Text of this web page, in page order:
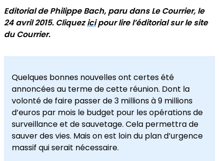
Editorial de Philippe Bach, paru dans Le Courrier, le
24 avril 2015. Cliquezicipour lire l’éditorial sur le site
du Courrier.
Quelques bonnes nouvelles ont certes été
annoncées au terme de cette réunion. Dont la
volonté de faire passer de 3 millions à 9 millions
d’euros par mois le budget pour les opérations de
surveillance et de sauvetage. Cela permettra de
sauver des vies. Mais on est loin du plan d’urgence
massif qui serait nécessaire.